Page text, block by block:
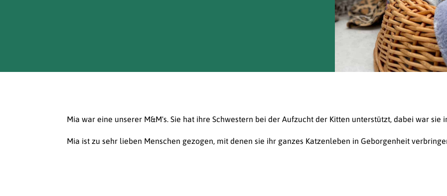
Mia war eine unserer M&M's. Sie hat ihre Schwestern bei der Aufzucht der Kitten unterstützt, dabei war
Mia ist zu sehr lieben Menschen gezogen, mit denen sie ihr ganzes Katzenleben in Geborgenheit